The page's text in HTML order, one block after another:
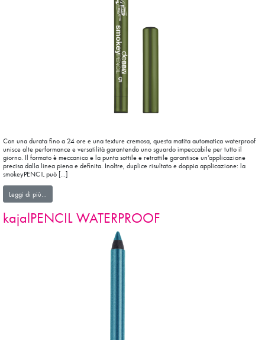
Con una durata fino a 24 ore e una texture cremosa, questa matita automatica waterproof
unisce alte performance e versatilità garantendo uno sguardo impeccabile per tutto il
giorno. Il formato è meccanico e la punta sottile e retrattile garantisce un’applicazione
precisa dalla linea piena e definita. Inoltre, duplice risultato e doppia applicazione: la
smokeyPENCIL può […]
Leggi di più…
kajalPENCIL WATERPROOF